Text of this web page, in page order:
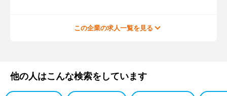
この企業の求人一覧を見る
他の人はこんな検索をしています